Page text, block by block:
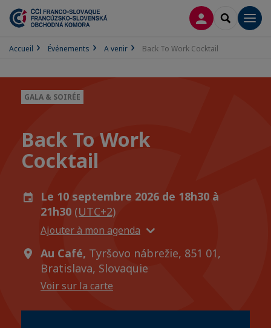
CONNEXION
Accueil Événements A venir Back To Work Cocktail
GALA & SOIRÉE
Back To Work
Cocktail
Le 10 septembre 2026 de 18h30 à
21h30 (UTC+2)
Ajouter à mon agenda
Au Café, Tyršovo nábrežie, 851 01,
Bratislava, Slovaquie
Voir sur la carte